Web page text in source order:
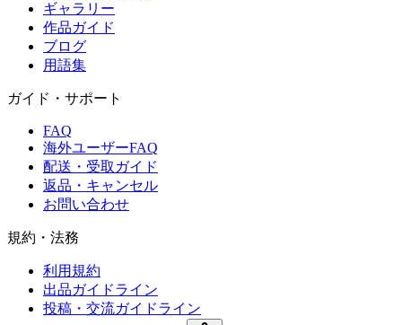
ギャラリー
作品ガイド
ブログ
用語集
ガイド・サポート
FAQ
海外ユーザーFAQ
配送・受取ガイド
返品・キャンセル
お問い合わせ
規約・法務
利用規約
出品ガイドライン
投稿・交流ガイドライン